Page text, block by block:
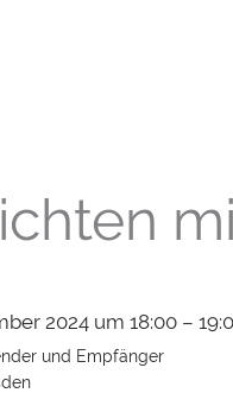
2024 um 18:00 –
und Empfänger